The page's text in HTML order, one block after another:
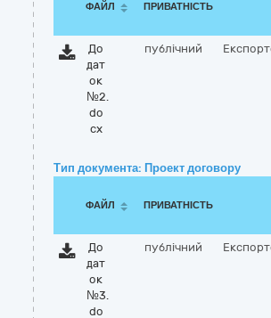
ФАЙЛ ПРИВАТНІСТЬ
До
дат
ок
№2.
do
cx
публічний
Тип документа: Проект договору
ФАЙЛ ПРИВАТНІСТЬ
До
дат
ок
№3.
do
публічний